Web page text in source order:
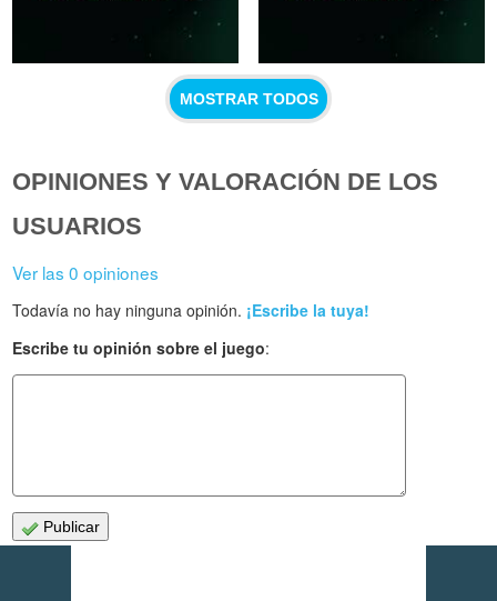
MOSTRAR TODOS
OPINIONES Y VALORACIÓN DE LOS
USUARIOS
Ver las 0 opiniones
Todavía no hay ninguna opinión. ¡Escribe la tuya!
Escribe tu opinión sobre el juego:
Publicar